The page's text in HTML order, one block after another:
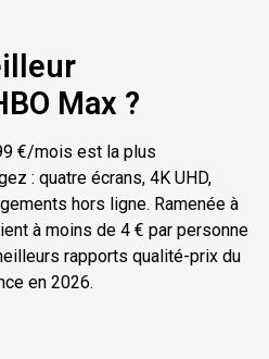
Max ?
€/mois est la plus
: quatre écrans, 4K UHD,
hors ligne. Ramenée à
à moins de 4 € par personne
rapports qualité-prix du
en 2026.